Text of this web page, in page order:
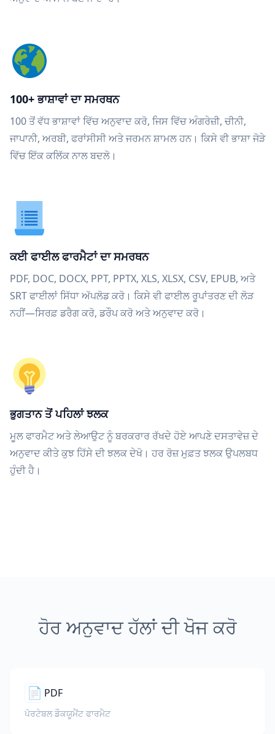
100+ ਭਾਸ਼ਾਵਾਂ ਦਾ ਸਮਰਥਨ
100 ਤੋਂ ਵੱਧ ਭਾਸ਼ਾਵਾਂ ਵਿੱਚ ਅਨੁਵਾਦ ਕਰੋ, ਜਿਸ ਵਿੱਚ ਅੰਗਰੇਜ਼ੀ, ਚੀਨੀ,
ਜਾਪਾਨੀ, ਅਰਬੀ, ਫਰਾਂਸੀਸੀ ਅਤੇ ਜਰਮਨ ਸ਼ਾਮਲ ਹਨ। ਕਿਸੇ ਵੀ ਭਾਸ਼ਾ ਜੋੜੇ
ਵਿੱਚ ਇੱਕ ਕਲਿੱਕ ਨਾਲ ਬਦਲੋ।
ਕਈ ਫਾਈਲ ਫਾਰਮੈਟਾਂ ਦਾ ਸਮਰਥਨ
PDF, DOC, DOCX, PPT, PPTX, XLS, XLSX, CSV, EPUB, ਅਤੇ
SRT ਫਾਈਲਾਂ ਸਿੱਧਾ ਅੱਪਲੋਡ ਕਰੋ। ਕਿਸੇ ਵੀ ਫਾਈਲ ਰੂਪਾਂਤਰਣ ਦੀ ਲੋੜ
ਨਹੀਂ—ਸਿਰਫ਼ ਡਰੈਗ ਕਰੋ, ਡਰੌਪ ਕਰੋ ਅਤੇ ਅਨੁਵਾਦ ਕਰੋ।
ਭੁਗਤਾਨ ਤੋਂ ਪਹਿਲਾਂ ਝਲਕ
ਮੂਲ ਫਾਰਮੈਟ ਅਤੇ ਲੇਆਉਟ ਨੂੰ ਬਰਕਰਾਰ ਰੱਖਦੇ ਹੋਏ ਆਪਣੇ ਦਸਤਾਵੇਜ਼ ਦੇ
ਅਨੁਵਾਦ ਕੀਤੇ ਕੁਝ ਹਿੱਸੇ ਦੀ ਝਲਕ ਦੇਖੋ। ਹਰ ਰੋਜ਼ ਮੁਫ਼ਤ ਝਲਕ ਉਪਲਬਧ
ਹੁੰਦੀ ਹੈ।
ਹੋਰ ਅਨੁਵਾਦ ਹੱਲਾਂ ਦੀ ਖੋਜ ਕਰੋ
📄 PDF
ਪੋਰਟੇਬਲ ਡੌਕਯੂਮੈਂਟ ਫਾਰਮੈਟ